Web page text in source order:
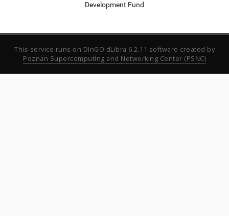
Development Fund
This service runs on DInGO dLibra 6.2.11 software created by
Poznan Supercomputing and Networking Center (PSNC)